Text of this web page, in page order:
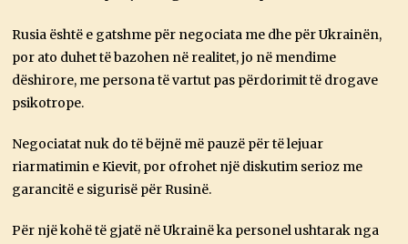
Rusia është e gatshme për negociata me dhe për Ukrainën,
por ato duhet të bazohen në realitet, jo në mendime
dëshirore, me persona të vartut pas përdorimit të drogave
psikotrope.
Negociatat nuk do të bëjnë më pauzë për të lejuar
riarmatimin e Kievit, por ofrohet një diskutim serioz me
garancitë e sigurisë për Rusinë.
Për një kohë të gjatë në Ukrainë ka personel ushtarak nga